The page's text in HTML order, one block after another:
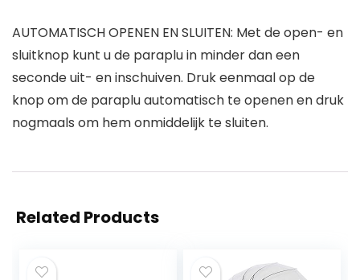
AUTOMATISCH OPENEN EN SLUITEN: Met de open- en
sluitknop kunt u de paraplu in minder dan een
seconde uit- en inschuiven. Druk eenmaal op de
knop om de paraplu automatisch te openen en druk
nogmaals om hem onmiddelijk te sluiten.
Related Products